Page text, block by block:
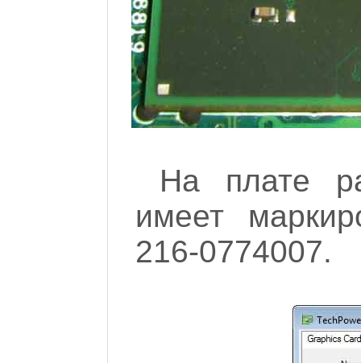
На плате
имеет
216-0774007.